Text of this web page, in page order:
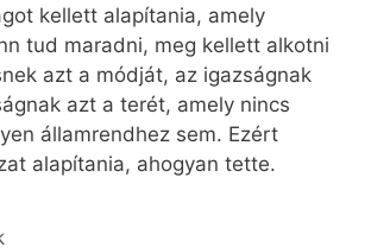
kellett alapítania, amely
tud maradni, meg kellett alkotni
azt a módját, az igazságnak
azt a terét, amely nincs
államrendhez sem. Ezért
alapítania, ahogyan tette.